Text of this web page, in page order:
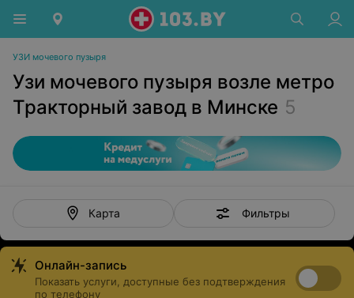
УЗИ мочевого пузыря
Узи мочевого пузыря возле метро
Тракторный завод в Минске 5
Карта Фильтры
Онлайн-запись
Показать услуги, доступные без подтверждения
по телефону